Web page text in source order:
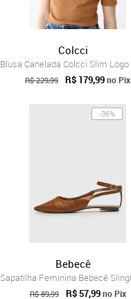
Colcci
R$ 229,99 R$ 179,99no Pix
-36%
Bebecê
R$ 89,99 R$ 57,99 no Pix